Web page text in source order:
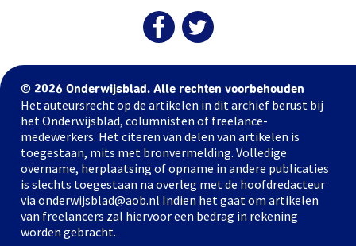
© 2026 Onderwijsblad. Alle rechten voorbehouden
Het auteursrecht op de artikelen in dit archief berust bij
het Onderwijsblad, columnisten of freelance-
medewerkers. Het citeren van delen van artikelen is
toegestaan, mits met bronvermelding. Volledige
overname, herplaatsing of opname in andere publicaties
is slechts toegestaan na overleg met de hoofdredacteur
via onderwijsblad@aob.nl Indien het gaat om artikelen
van freelancers zal hiervoor een bedrag in rekening
worden gebracht.